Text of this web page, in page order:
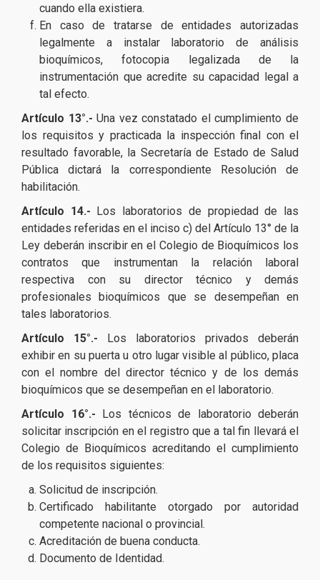
cuando ella existiera.
En caso de tratarse de entidades autorizadas
legalmente a instalar laboratorio de análisis
bioquímicos, fotocopia legalizada de la
instrumentación que acredite su capacidad legal a
tal efecto.
Artículo 13°.- Una vez constatado el cumplimiento de
los requisitos y practicada la inspección final con el
resultado favorable, la Secretaría de Estado de Salud
Pública dictará la correspondiente Resolución de
habilitación.
Artículo 14.- Los laboratorios de propiedad de las
entidades referidas en el inciso c) del Artículo 13° de la
Ley deberán inscribir en el Colegio de Bioquímicos los
contratos que instrumentan la relación laboral
respectiva con su director técnico y demás
profesionales bioquímicos que se desempeñan en
tales laboratorios.
Artículo 15°.- Los laboratorios privados deberán
exhibir en su puerta u otro lugar visible al público, placa
con el nombre del director técnico y de los demás
bioquímicos que se desempeñan en el laboratorio.
Artículo 16°.- Los técnicos de laboratorio deberán
solicitar inscripción en el registro que a tal fin llevará el
Colegio de Bioquímicos acreditando el cumplimiento
de los requisitos siguientes:
Solicitud de inscripción.
Certificado habilitante otorgado por autoridad
competente nacional o provincial.
Acreditación de buena conducta.
Documento de Identidad.